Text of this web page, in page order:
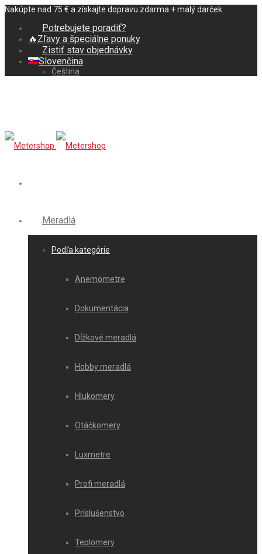
Nakúpte nad 75 € a získajte dopravu zdarma + malý darček
Potrebujete poradiť?
🔥Zľavy a špeciálne ponuky
Zistiť stav objednávky
Slovenčina
Čeština
Meradlá
Podľa kategórie
Anemometre
Dokumentácia
Dĺžkové meradlá
Hobby meradlá
Hlukomery
Otáčkomery
Luxmetre
Profi meradlá
Príslušenstvo
Teplomery